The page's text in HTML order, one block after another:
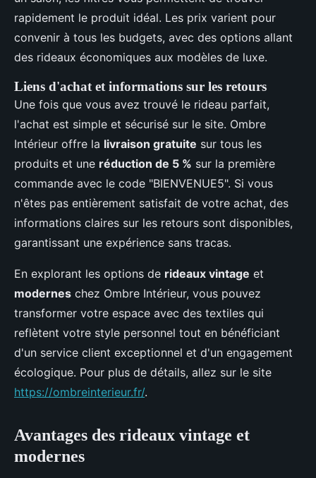
rapidement le produit idéal. Les prix varient pour
convenir à tous les budgets, avec des options allant
des rideaux économiques aux modèles de luxe.
Liens d'achat et informations sur les retours
Une fois que vous avez trouvé le rideau parfait,
l'achat est simple et sécurisé sur le site. Ombre
Intérieur offre la livraison gratuite sur tous les
produits et une réduction de 5 % sur la première
commande avec le code "BIENVENUE5". Si vous
n'êtes pas entièrement satisfait de votre achat, des
informations claires sur les retours sont disponibles,
garantissant une expérience sans tracas.
En explorant les options de rideaux vintage et
modernes chez Ombre Intérieur, vous pouvez
transformer votre espace avec des textiles qui
reflètent votre style personnel tout en bénéficiant
d'un service client exceptionnel et d'un engagement
écologique. Pour plus de détails, allez sur le site
https://ombreinterieur.fr/.
Avantages des rideaux vintage et
modernes